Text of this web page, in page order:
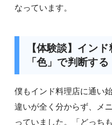
なっています。
【体験談】イン
「色」で判断する
僕もインド料理店に通い
違いが全く分からず、メ
っていました。「どっち